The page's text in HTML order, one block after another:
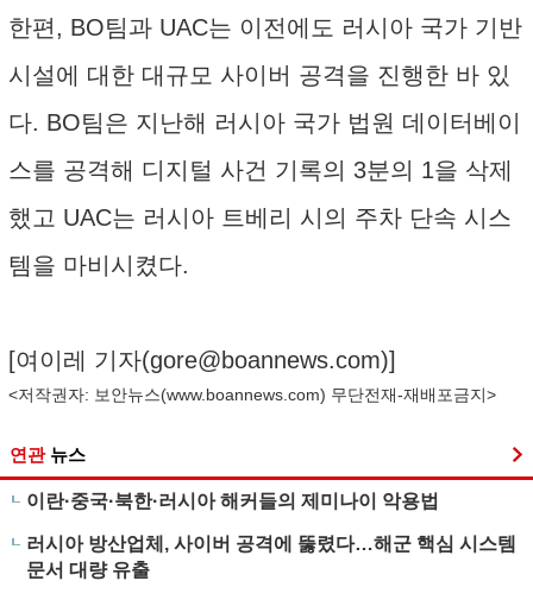
한편, BO팀과 UAC는 이전에도 러시아 국가 기반
시설에 대한 대규모 사이버 공격을 진행한 바 있
다. BO팀은 지난해 러시아 국가 법원 데이터베이
스를 공격해 디지털 사건 기록의 3분의 1을 삭제
했고 UAC는 러시아 트베리 시의 주차 단속 시스
템을 마비시켰다.
[여이레 기자(gore@boannews.com)]
<저작권자: 보안뉴스(www.boannews.com) 무단전재-재배포금지>
연관 뉴스
이란·중국·북한·러시아 해커들의 제미나이 악용법
러시아 방산업체, 사이버 공격에 뚫렸다…해군 핵심 시스템
문서 대량 유출